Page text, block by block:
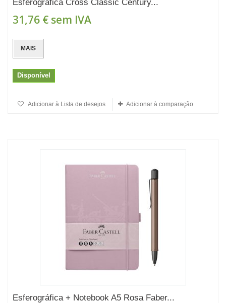
Esferográfica Cross Classic Century...
31,76 € sem IVA
MAIS
Disponível
Adicionar à Lista de desejos Adicionar à comparação
Esferográfica + Notebook A5 Rosa Faber...